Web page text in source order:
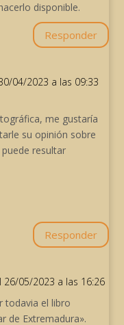
disponible.
Responder
04/2023 a las 09:33
me gustaría
su opinión sobre
resultar
Responder
26/05/2023 a las 16:26
todavia el libro
de Extremadura».